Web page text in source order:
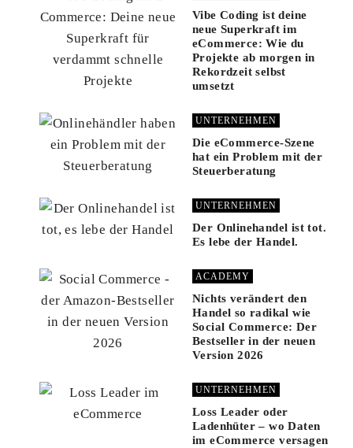
Vibe Coding ist deine
neue Superkraft im
eCommerce: Wie du
Projekte ab morgen in
Rekordzeit selbst
umsetzt
UNTERNEHMEN
Die eCommerce-Szene
hat ein Problem mit der
Steuerberatung
UNTERNEHMEN
Der Onlinehandel ist tot.
Es lebe der Handel.
ACADEMY
Nichts verändert den
Handel so radikal wie
Social Commerce: Der
Bestseller in der neuen
Version 2026
UNTERNEHMEN
Loss Leader oder
Ladenhüter – wo Daten
im eCommerce versagen